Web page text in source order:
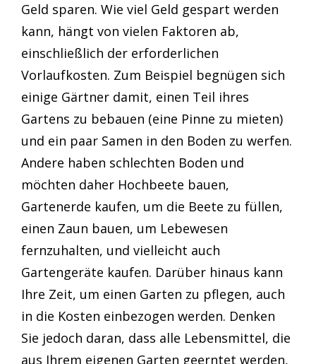
Geld sparen. Wie viel Geld gespart werden
kann, hängt von vielen Faktoren ab,
einschließlich der erforderlichen
Vorlaufkosten. Zum Beispiel begnügen sich
einige Gärtner damit, einen Teil ihres
Gartens zu bebauen (eine Pinne zu mieten)
und ein paar Samen in den Boden zu werfen.
Andere haben schlechten Boden und
möchten daher Hochbeete bauen,
Gartenerde kaufen, um die Beete zu füllen,
einen Zaun bauen, um Lebewesen
fernzuhalten, und vielleicht auch
Gartengeräte kaufen. Darüber hinaus kann
Ihre Zeit, um einen Garten zu pflegen, auch
in die Kosten einbezogen werden. Denken
Sie jedoch daran, dass alle Lebensmittel, die
aus Ihrem eigenen Garten geerntet werden,